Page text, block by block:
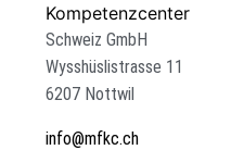
Kompetenzcenter
Schweiz GmbH
Wysshüslistrasse 11
6207 Nottwil
info@mfkc.ch